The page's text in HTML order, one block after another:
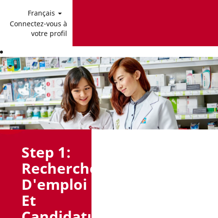
Français
Connectez-vous à
votre profil
Step 1:
Recherche
D'emploi
Et